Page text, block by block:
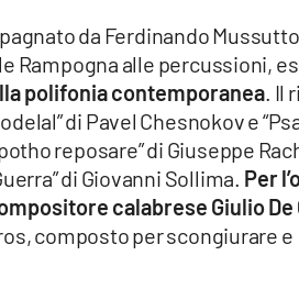
da Ferdinando
Rampogna alle percussioni,
polifonia contemporanea. Il
di Pavel Chesnokov e
reposare” di Giuseppe
di Giovanni Sollima. Per
calabrese Giulio De
composto per scongiurare e